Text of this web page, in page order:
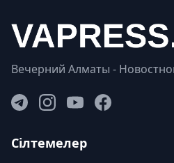
Вечерний Алматы -
Сілтемелер